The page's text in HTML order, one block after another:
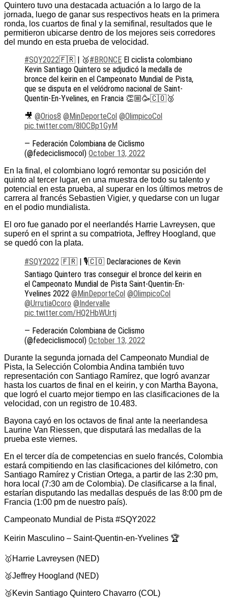
Quintero tuvo una destacada actuación a lo largo de la
jornada, luego de ganar sus respectivos heats en la primera
ronda, los cuartos de final y la semifinal, resultados que le
permitieron ubicarse dentro de los mejores seis corredores
del mundo en esta prueba de velocidad.
#SQY2022🇫🇷 | 🥉#BRONCE El ciclista colombiano
Kevin Santiago Quintero se adjudicó la medalla de
bronce del keirin en el Campeonato Mundial de Pista,
que se disputa en el velódromo nacional de Saint-
Quentin-En-Yvelines, en Francia 👏🏼🥳🇨🇴🥉
🎥 @Orios8 @MinDeporteCol @OlimpicoCol
pic.twitter.com/8lOCBp1GyM
— Federación Colombiana de Ciclismo
(@fedeciclismocol) October 13, 2022
En la final, el colombiano logró remontar su posición del
quinto al tercer lugar, en una muestra de todo su talento y
potencial en esta prueba, al superar en los últimos metros de
carrera al francés Sebastien Vigier, y quedarse con un lugar
en el podio mundialista.
El oro fue ganado por el neerlandés Harrie Lavreysen, que
superó en el sprint a su compatriota, Jeffrey Hoogland, que
se quedó con la plata.
#SQY2022 🇫🇷 | 🎙️🇨🇴 Declaraciones de Kevin
Santiago Quintero tras conseguir el bronce del keirin en
el Campeonato Mundial de Pista Saint-Quentin-En-
Yvelines 2022 @MinDeporteCol @OlimpicoCol
@UrrutiaOcoro @Indervalle
pic.twitter.com/HQ2HbWUrtj
— Federación Colombiana de Ciclismo
(@fedeciclismocol) October 13, 2022
Durante la segunda jornada del Campeonato Mundial de
Pista, la Selección Colombia Andina también tuvo
representación con Santiago Ramírez, que logró avanzar
hasta los cuartos de final en el keirin, y con Martha Bayona,
que logró el cuarto mejor tiempo en las clasificaciones de la
velocidad, con un registro de 10.483.
Bayona cayó en los octavos de final ante la neerlandesa
Laurine Van Riessen, que disputará las medallas de la
prueba este viernes.
En el tercer día de competencias en suelo francés, Colombia
estará compitiendo en las clasificaciones del kilómetro, con
Santiago Ramírez y Cristian Ortega, a partir de las 2:30 pm,
hora local (7:30 am de Colombia). De clasificarse a la final,
estarían disputando las medallas después de las 8:00 pm de
Francia (1:00 pm de nuestro país).
Campeonato Mundial de Pista #SQY2022
Keirin Masculino – Saint-Quentin-en-Yvelines 🏆
🥇Harrie Lavreysen (NED)
🥈Jeffrey Hoogland (NED)
🥉Kevin Santiago Quintero Chavarro (COL)